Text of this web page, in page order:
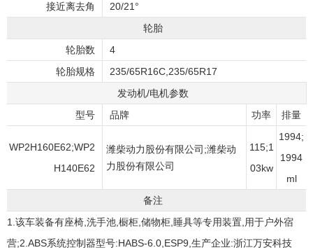
接近离去角
20/21°
轮胎
轮胎数
4
轮胎规格
235/65R16C,235/65R17
发动机/电机参数
型号
品牌 功率 排量
WP2H160E62;WP2
H140E62
潍柴动力股份有限公司;潍柴动
力股份有限公司
115;1
03kw
1994;
1994
ml
备注
1.该车装备有座椅,洗手池,橱柜,储物柜,睡具等专用装置,用于户外宿
营;2.ABS系统控制器型号:HABS-6.0,ESP9,生产企业:浙江万安科技